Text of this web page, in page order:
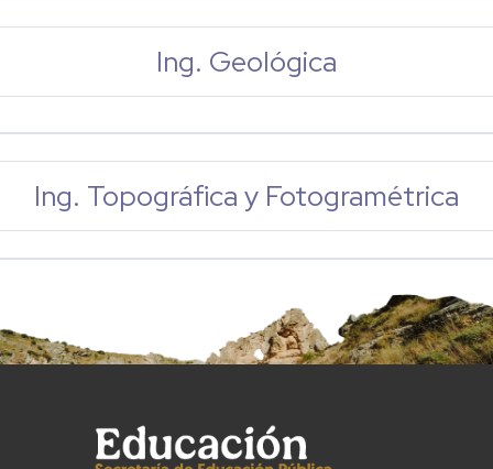
Ing. Geológica
Ing. Topográfica y Fotogramétrica